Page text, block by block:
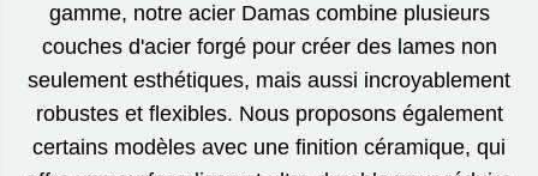
gamme, notre acier Damas combine plusieurs
couches d'acier forgé pour créer des lames non
seulement esthétiques, mais aussi incroyablement
robustes et flexibles. Nous proposons également
certains modèles avec une finition céramique, qui